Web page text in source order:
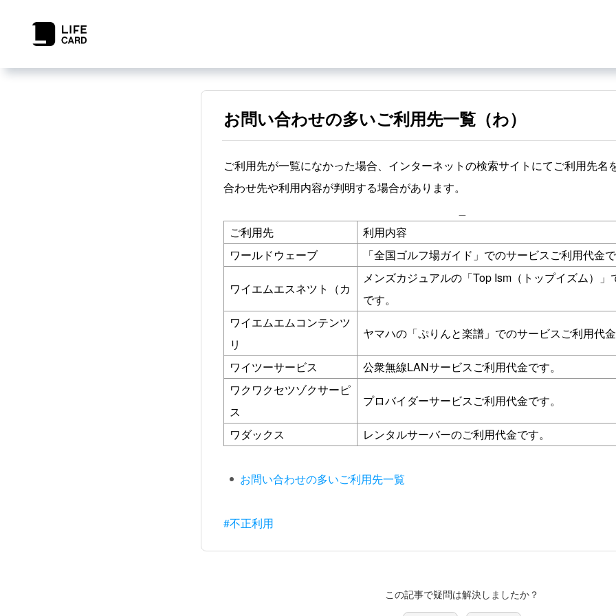
お問い合わせの多いご利用先一覧（わ）
ご利用先が一覧になかった場合、インターネットの検索サイトにてご利用先名
合わせ先や利用内容が判明する場合があります。
ご利用先
利用内容
ワールドウェーブ
「全国ゴルフ場ガイド」でのサービスご利用代金
ワイエムエスネツト（カ
メンズカジュアルの「Top Ism（トップイズム）」
です。
ワイエムエムコンテンツ
リ
ヤマハの「ぷりんと楽譜」でのサービスご利用代
ワイツーサービス
公衆無線LANサービスご利用代金です。
ワクワクセツゾクサーピ
ス
プロバイダーサービスご利用代金です。
ワダックス レンタルサーバーのご利用代金です。
お問い合わせの多いご利用先一覧
#不正利用
この記事で疑問は解決しましたか？